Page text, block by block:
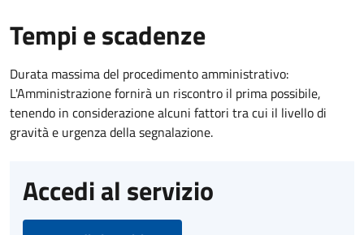
Tempi e scadenze
Durata massima del procedimento amministrativo:
L'Amministrazione fornirà un riscontro il prima possibile,
tenendo in considerazione alcuni fattori tra cui il livello di
gravità e urgenza della segnalazione.
Accedi al servizio